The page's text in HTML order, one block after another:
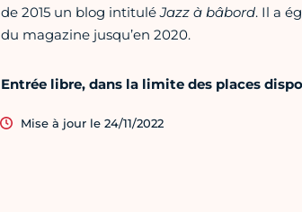
de 2015 un blog intituléJazz à bâbord. Il a
du magazine jusqu’en 2020.
Entrée libre, dans la limite des places
Mise à jour le 24/11/2022